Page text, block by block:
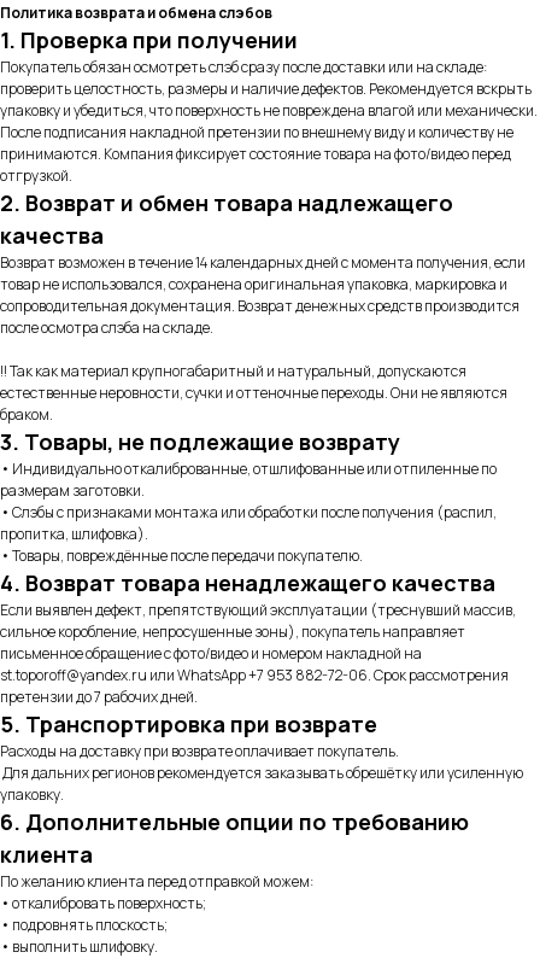
Политика возврата и обмена слэбов
1. Проверка при получении
Покупатель обязан осмотреть слэб сразу после доставки или на складе:
проверить целостность, размеры и наличие дефектов. Рекомендуется вскрыть
упаковку и убедиться, что поверхность не повреждена влагой или механически.
После подписания накладной претензии по внешнему виду и количеству не
принимаются. Компания фиксирует состояние товара на фото/видео перед
отгрузкой.
2. Возврат и обмен товара надлежащего
качества
Возврат возможен в течение 14 календарных дней с момента получения, если
товар не использовался, сохранена оригинальная упаковка, маркировка и
сопроводительная документация. Возврат денежных средств производится
после осмотра слэба на складе.
!! Так как материал крупногабаритный и натуральный, допускаются
естественные неровности, сучки и оттеночные переходы. Они не являются
браком.
3. Товары, не подлежащие возврату
• Индивидуально откалиброванные, отшлифованные или отпиленные по
размерам заготовки.
• Слэбы с признаками монтажа или обработки после получения (распил,
пропитка, шлифовка).
• Товары, повреждённые после передачи покупателю.
4. Возврат товара ненадлежащего качества
Если выявлен дефект, препятствующий эксплуатации (треснувший массив,
сильное коробление, непросушенные зоны), покупатель направляет
письменное обращение с фото/видео и номером накладной на
st.toporoff@yandex.ru или WhatsApp +7 953 882-72-06. Срок рассмотрения
претензии до 7 рабочих дней.
5. Транспортировка при возврате
Расходы на доставку при возврате оплачивает покупатель.
Для дальних регионов рекомендуется заказывать обрешётку или усиленную
упаковку.
6. Дополнительные опции по требованию
клиента
По желанию клиента перед отправкой можем:
• откалибровать поверхность;
• подровнять плоскость;
• выполнить шлифовку.